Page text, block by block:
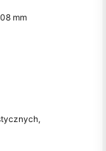
mm